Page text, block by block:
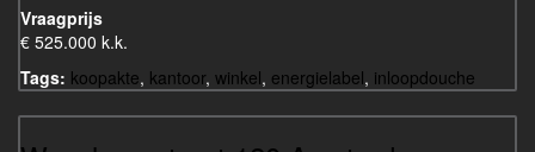
Vraagprijs
€ 525.000 k.k.
Tags: koopakte, kantoor, winkel, energielabel, inloopdouche